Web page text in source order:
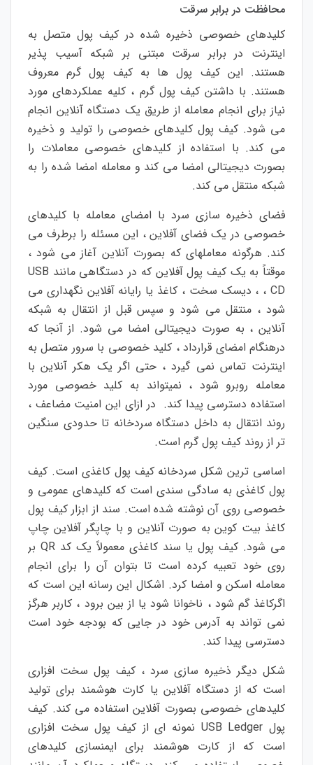
محافظت در برابر سرقت
کلیدهای خصوصی ذخیره شده در کیف پول متصل به
اینترنت در برابر سرقت مبتنی بر شبکه آسیب پذیر
هستند. این کیف پول ها بهکیف پول گرم معروف
هستند. با داشتن کیف پول گرم ، کلیه عملکردهای مورد
نیاز برای انجام معامله از طریق یک دستگاه آنلاین انجام
می شود. کیف پول کلیدهای خصوصی را تولید و ذخیره
می کند. با استفاده از کلیدهای خصوصی معاملات را
بصورت دیجیتالی امضا می کند ومعامله امضا شده را به
شبکه منتقل می کند.
فضای ذخیره سازی سرد با امضای معامله با کلیدهای
خصوصی در یک فضای آفلاین ، این مسئله را برطرف می
کند. هرگونه معاملهای که بصورت آنلاین آغاز می شود ،
موقتاً به یک کیف پول آفلاین که در دستگاهی مانند
، CD ، دیسک سخت ، کاغذ یا رایانهآفلاین نگهداری می
شود ، منتقل می شود و سپس قبل از انتقال به شبکه
آنلاین ، به صورت دیجیتالی امضا می شود. از آنجا که
درهنگام امضای قرارداد ، کلید خصوصی با سرور متصل به
اینترنت تماس نمی گیرد ، حتی اگر یک هکر آنلاین با
معامله روبرو شود ، نمیتواند به کلید خصوصی مورد
استفاده دسترسی پیدا کند. در ازای این امنیت مضاعف ،
روند انتقال به داخل دستگاه سردخانه تا حدودی سنگین
تر از روند کیف پول گرم است.
اساسی ترین شکل سردخانه کیف پول کاغذی است. کیف
پول کاغذی به سادگی سندی است که کلیدهای عمومی و
خصوصی روی آن نوشته شده است. سند از ابزار کیف پول
کاغذ بیت کوین به صورت آنلاین و با چاپگر آفلاین چاپ
می شود. کیف پول یا سند کاغذیمعمولاً یک کد QR
بر
روی خود تعبیه کرده است تا بتوان آن را برای انجام
معامله اسکن و امضا کرد. اشکال این رسانه این است که
اگرکاغذ گم شود ، ناخوانا شود یا از بین برود ، کاربر هرگز
نمی تواند به آدرس خود در جایی که بودجه خود است
دسترسی پیدا کند.
شکل دیگر ذخیره سازی سرد ، کیف پول سخت افزاری
است که از دستگاه آفلاین یا کارت هوشمند برای تولید
کلیدهای خصوصی بصورت آفلاین استفاده می کند. کیف
پولUSB Ledger نمونه ای از کیف پول سخت افزاری
است که از کارت هوشمند برای ایمنسازی کلیدهای